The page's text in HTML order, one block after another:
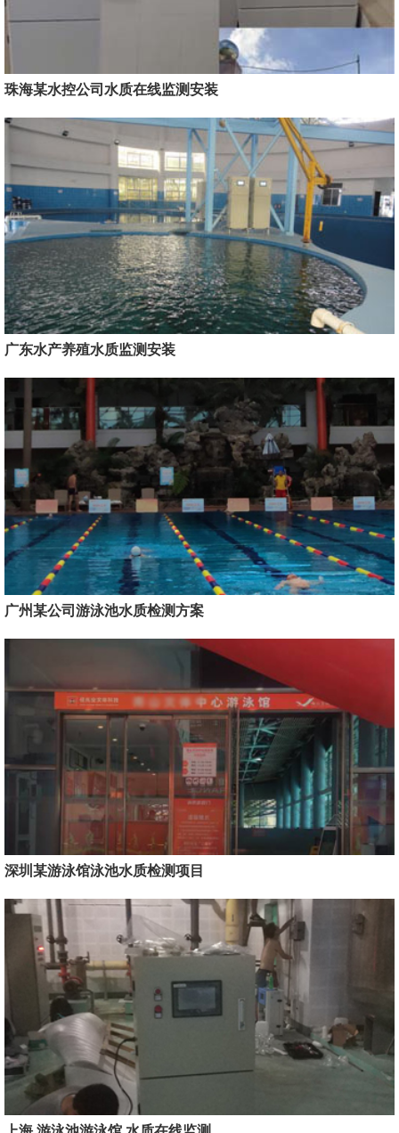
珠海某水控公司水质在线监测安装
广东水产养殖水质监测安装
广州某公司游泳池水质检测方案
深圳某游泳馆泳池水质检测项目